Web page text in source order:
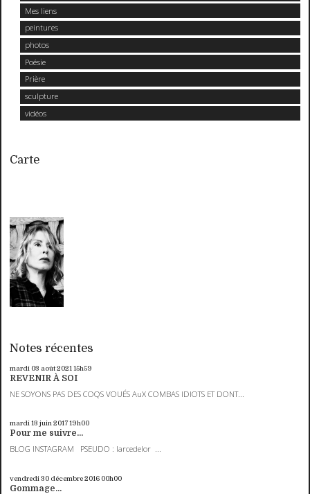
Mes liens
peintures
photos
Poésie
Prière
sculpture
vidéos
Carte
Notes récentes
mardi 03 août 2021 15h59
REVENIR À SOI
NE SOYONS PAS DES COQS VOUÉS AuX COMBAS IDIOTS ET DONT...
mardi 13 juin 201719h00
Pour me suivre...
BLOG INSTAGRAM PSEUDO : larcedelor ...
vendredi 30 décembre 2016 00h00
Gommage...